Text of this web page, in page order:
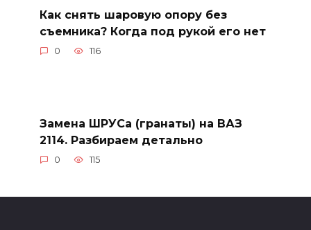
Как снять шаровую опору без
съемника? Когда под рукой его нет
0 116
Замена ШРУСа (гранаты) на ВАЗ
2114. Разбираем детально
0 115